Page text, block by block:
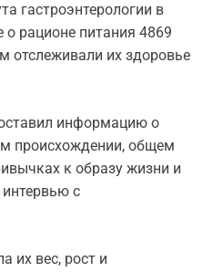
гастроэнтерологии в
рационе питания 4869
отслеживали их здоровье
информацию о
происхождении, общем
к образу жизни и
интервью с
их вес, рост и